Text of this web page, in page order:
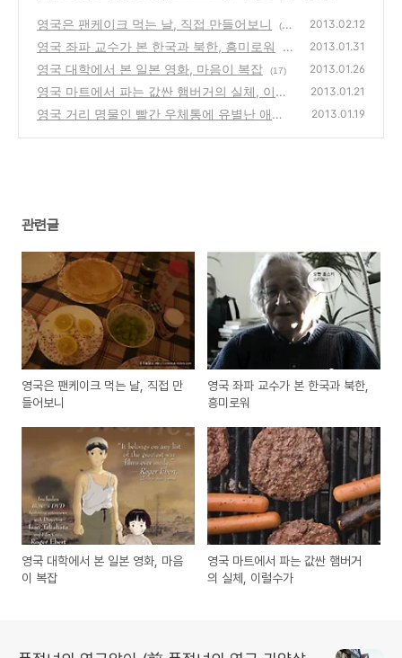
영국은 팬케이크 먹는 날, 직접 만들어보니
(1
1)
2013.02.12
영국 좌파 교수가 본 한국과 북한, 흥미로워
(3
3)
2013.01.31
영국 대학에서 본 일본 영화, 마음이 복잡 (17) 2013.01.26
영국 마트에서 파는 값싼 햄버거의 실체, 이럴
수가
(16)
2013.01.21
영국 거리 명물인 빨간 우체통에 유별난 애착 2013.01.19
관련글
영국은 팬케이크 먹는 날, 직접 만
들어보니
영국 좌파 교수가 본 한국과 북한,
흥미로워
영국 대학에서 본 일본 영화, 마음
이 복잡
영국 마트에서 파는 값싼 햄버거
의 실체, 이럴수가